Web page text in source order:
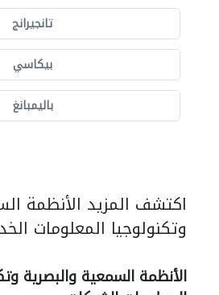
تانجيرانج
بيكاسي
باليمبانغ
اكتشف المزيد الأنظمة
وتكنولوجيا المعلومات
الأنظمة السمعية والبصرية